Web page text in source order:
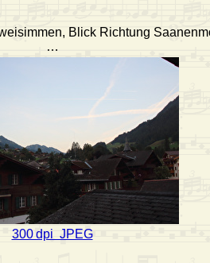
Blick Richtung
…
300 dpi JPEG